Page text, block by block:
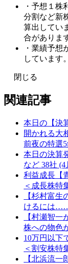
・予想１株
分割など新
算出してい
合がありま
・業績予想
しています。
閉じる
関連記事
本日の【決
開かれる大
前夜の特選
本日の決算
など 38社 (4
利益成長【
＜成長株特
【杉村富
けるには
【村瀬智
株への物色
10万円以下
＜割安株特
【北浜流